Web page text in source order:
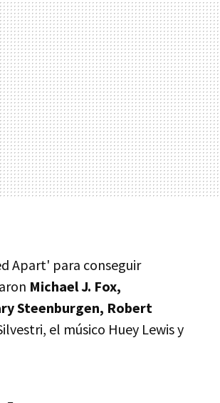
Apart' para conseguir
Michael J. Fox,
Steenburgen, Robert
el músico Huey Lewis y